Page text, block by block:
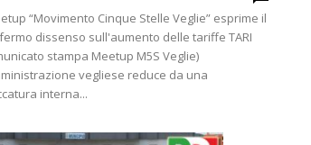
“Movimento Cinque Stelle Veglie” esprime il
dissenso sull'aumento delle tariffe TARI
stampa Meetup M5S Veglie)
vegliese reduce da una
interna...